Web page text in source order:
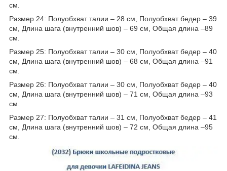
см.
Размер 24: Полуобхват талии – 28 см, Полуобхват бедер – 39
см, Длина шага (внутренний шов) – 69 см, Общая длина –89
см.
Размер 25: Полуобхват талии – 30 см, Полуобхват бедер – 40
см, Длина шага (внутренний шов) – 68 см, Общая длина –91
см.
Размер 26: Полуобхват талии – 30 см, Полуобхват бедер – 40
см, Длина шага (внутренний шов) – 71 см, Общая длина –93
см.
Размер 27: Полуобхват талии – 31 см, Полуобхват бедер – 41
см, Длина шага (внутренний шов) – 72 см, Общая длина –95
см.